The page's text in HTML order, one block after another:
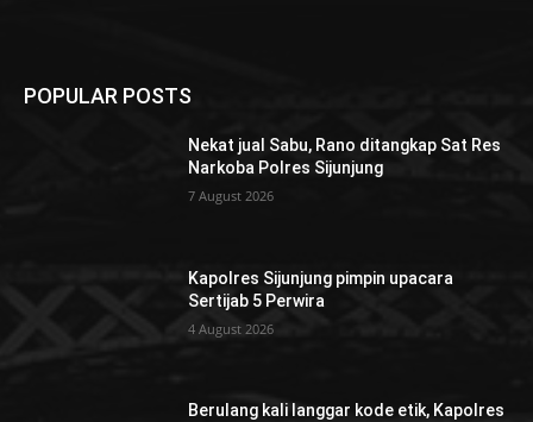
POPULAR POSTS
Nekat jual Sabu, Rano ditangkap Sat Res
Narkoba Polres Sijunjung
7 August 2026
Kapolres Sijunjung pimpin upacara
Sertijab 5 Perwira
4 August 2026
Berulang kali langgar kode etik, Kapolres